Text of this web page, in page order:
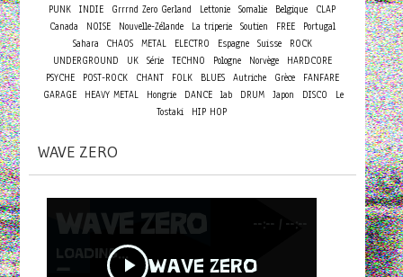
PUNK
INDIE Grrrnd Zero Gerland Lettonie Somalie Belgique
CLAP
Canada
NOISE Nouvelle-Zélande La triperie Soutien FREE
Portugal
Sahara
CHAOS METAL ELECTRO Espagne Suisse
ROCK
UNDERGROUND
UK Série TECHNO Pologne Norvège
HARDCORE
PSYCHE
POST-ROCK CHANT FOLK BLUES Autriche Grèce
FANFARE
GARAGE
HEAVY METAL Hongrie DANCE lab DRUM Japon DISCO
Le
Tostaki
HIP HOP
WAVE ZERO